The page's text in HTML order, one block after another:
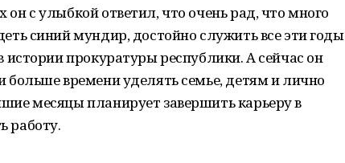
с улыбкой ответил, что очень рад, что много
синий мундир, достойно служить все эти годы
истории прокуратуры республики. А сейчас он
времени уделять семье, детям и лично
месяцы планирует завершить карьеру в
работу.